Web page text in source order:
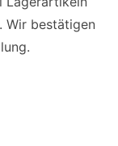
Wir bestätigen